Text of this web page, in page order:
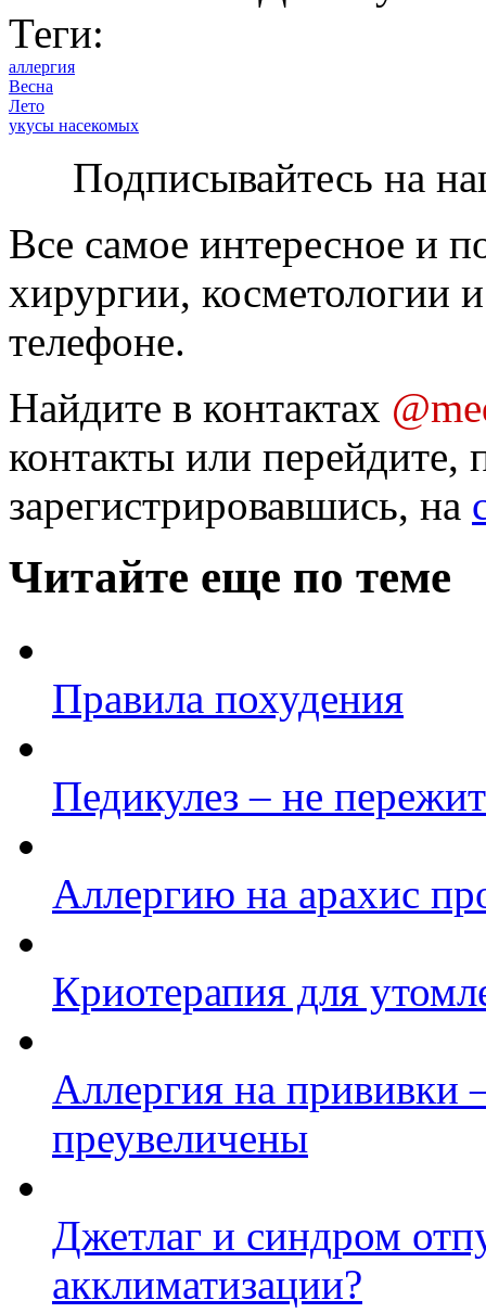
Теги:
аллергия
Весна
Лето
укусы насекомых
Подписывайтесь на
Все самое интересное и
хирургии, косметологии
телефоне.
Найдите в контактах
контакты или перейдите,
зарегистрировавшись, на
Читайте еще по теме
Правила похудения
Педикулез – не
Аллергию на арахис
Криотерапия для
Аллергия на прививки
преувеличены
Джетлаг и синдром
акклиматизации?